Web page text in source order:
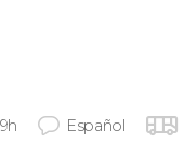
Español